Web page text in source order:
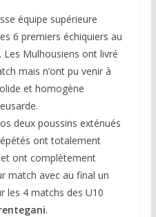
équipe supérieure
6 premiers échiquiers au
Les Mulhousiens ont livré
mais n’ont pu venir à
et homogène
deux poussins exténués
ont totalement
ont complètement
match avec au final un
les 4 matchs des U10
.